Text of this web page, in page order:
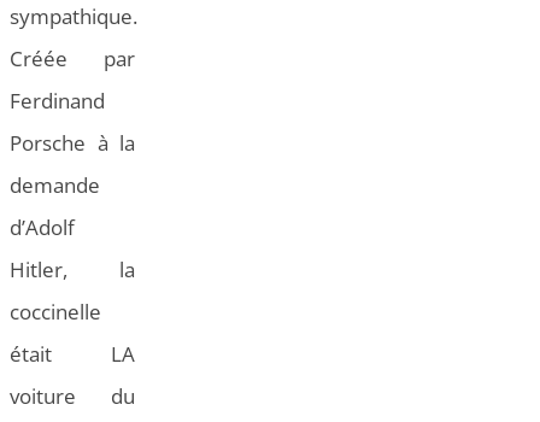
sympathique.
Créée par
Ferdinand
Porsche à la
demande
d’Adolf
Hitler, la
coccinelle
était LA
voiture du